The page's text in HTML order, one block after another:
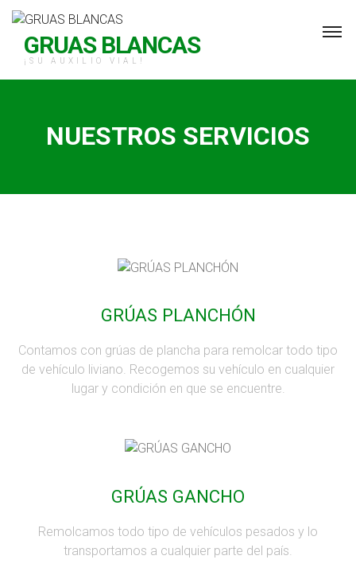
GRUAS BLANCAS
¡SU AUXILIO VIAL!
NUESTROS SERVICIOS
GRÚAS PLANCHÓN
Contamos con grúas de plancha para remolcar todo tipo
de vehículo liviano. Recogemos su vehículo en cualquier
lugar y condición en que se encuentre.
GRÚAS GANCHO
Remolcamos todo tipo de vehículos pesados y lo
transportamos a cualquier parte del país.